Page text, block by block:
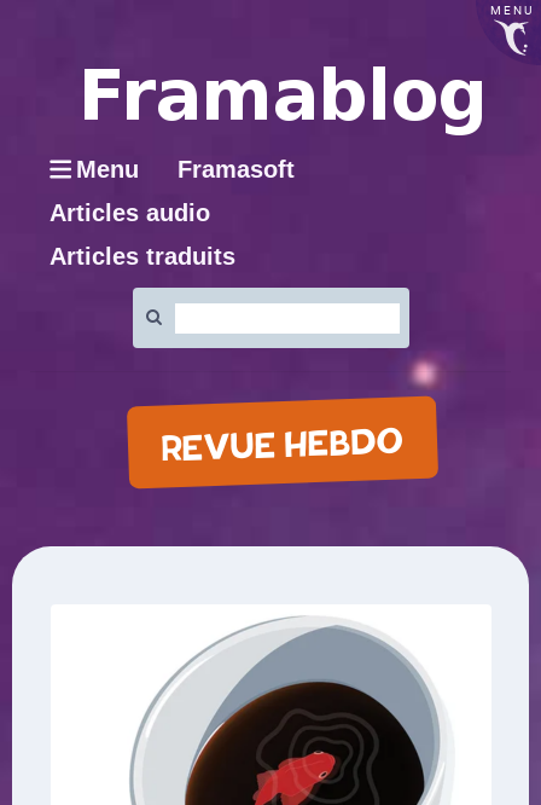
MENU
Menu
Framasoft
Articles audio
Articles traduits
:
REVUE HEBDO